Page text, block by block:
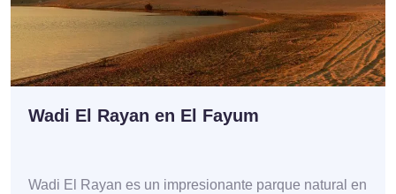
Wadi El Rayan en El Fayum
Wadi El Rayan es un impresionante parque natural en